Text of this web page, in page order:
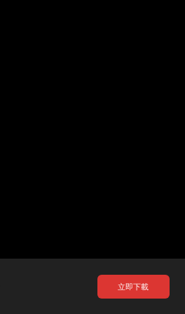
立即下載